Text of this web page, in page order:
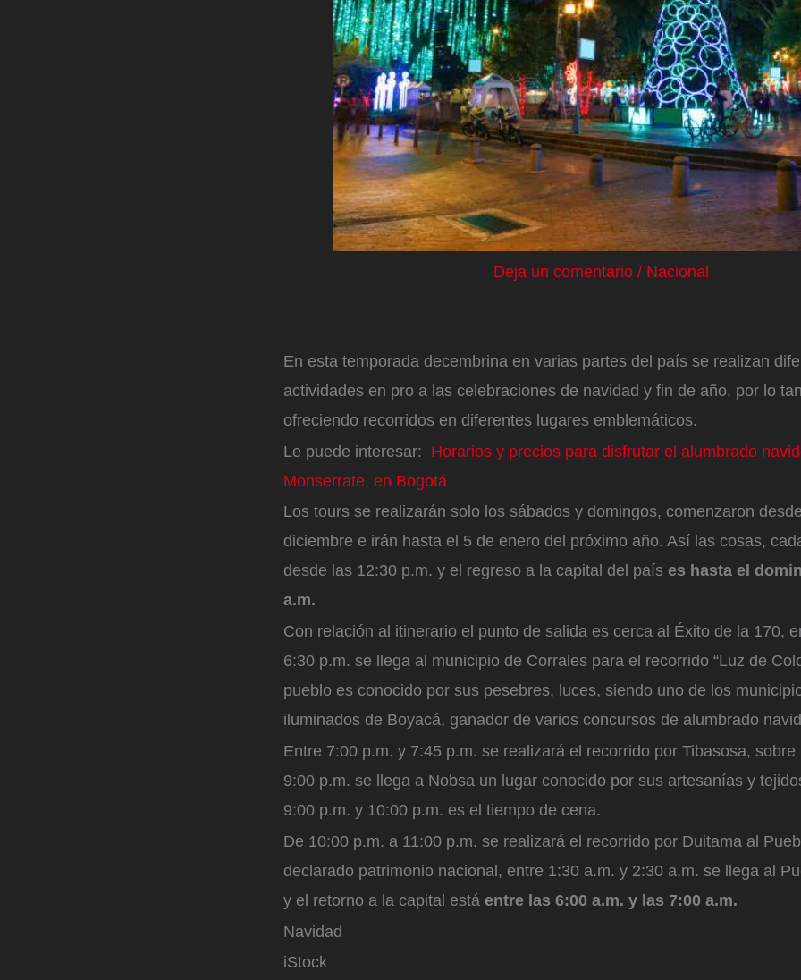
Deja un comentario / Nacional
En esta temporada decembrina en varias partes del país se realizan
actividades en pro a las celebraciones de navidad y fin de año, por lo
ofreciendo recorridos en diferentes lugares emblemáticos.
Le puede interesar: Horarios y precios para disfrutar el alumbrado
Monserrate, en Bogotá
Los tours se realizarán solo los sábados y domingos, comenzaron
diciembre e irán hasta el 5 de enero del próximo año. Así las cosas,
desde las 12:30 p.m. y el regreso a la capital del país es hasta el
a.m.
Con relación al itinerario el punto de salida es cerca al Éxito de la 170,
6:30 p.m. se llega al municipio de Corrales para el recorrido “Luz de
pueblo es conocido por sus pesebres, luces, siendo uno de los
iluminados de Boyacá, ganador de varios concursos de alumbrado
Entre 7:00 p.m. y 7:45 p.m. se realizará el recorrido por Tibasosa,
9:00 p.m. se llega a Nobsa un lugar conocido por sus artesanías y
9:00 p.m. y 10:00 p.m. es el tiempo de cena.
De 10:00 p.m. a 11:00 p.m. se realizará el recorrido por Duitama al
declarado patrimonio nacional, entre 1:30 a.m. y 2:30 a.m. se llega al
y el retorno a la capital está entre las 6:00 a.m. y las 7:00 a.m.
Navidad
iStock